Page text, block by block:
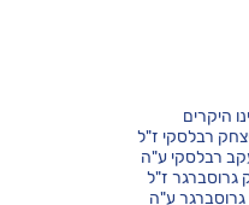
היקרים
רבלסקי ז"ל
רבלסקי ע"ה
גרוסברגר ז"ל
ע"ה